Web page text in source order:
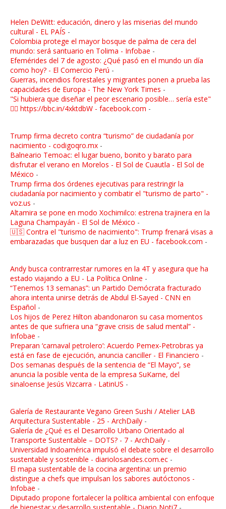
Helen DeWitt: educación, dinero y las miserias del mundo
cultural - EL PAÍS -
Colombia protege el mayor bosque de palma de cera del
mundo: será santuario en Tolima - Infobae -
Efemérides del 7 de agosto: ¿Qué pasó en el mundo un día
como hoy? - El Comercio Perú -
Guerras, incendios forestales y migrantes ponen a prueba las
capacidades de Europa - The New York Times -
"Si hubiera que diseñar el peor escenario posible… sería este"
👉🏼 https://bbc.in/4xktdbW - facebook.com -
Trump firma decreto contra “turismo” de ciudadanía por
nacimiento - codigoqro.mx -
Balneario Temoac: el lugar bueno, bonito y barato para
disfrutar el verano en Morelos - El Sol de Cuautla - El Sol de
México -
Trump firma dos órdenes ejecutivas para restringir la
ciudadanía por nacimiento y combatir el "turismo de parto" -
voz.us -
Altamira se pone en modo Xochimilco: estrena trajinera en la
Laguna Champayán - El Sol de México -
🇺🇸 Contra el "turismo de nacimiento": Trump frenará visas a
embarazadas que busquen dar a luz en EU - facebook.com -
Andy busca contrarrestar rumores en la 4T y asegura que ha
estado viajando a EU - La Política Online -
“Tenemos 13 semanas”: un Partido Demócrata fracturado
ahora intenta unirse detrás de Abdul El-Sayed - CNN en
Español -
Los hijos de Perez Hilton abandonaron su casa momentos
antes de que sufriera una “grave crisis de salud mental” -
Infobae -
Preparan ‘carnaval petrolero’: Acuerdo Pemex-Petrobras ya
está en fase de ejecución, anuncia canciller - El Financiero -
Dos semanas después de la sentencia de “El Mayo”, se
anuncia la posible venta de la empresa SuKarne, del
sinaloense Jesús Vizcarra - LatinUS -
Galería de Restaurante Vegano Green Sushi / Atelier LAB
Arquitectura Sustentable - 25 - ArchDaily -
Galería de ¿Qué es el Desarrollo Urbano Orientado al
Transporte Sustentable – DOTS? - 7 - ArchDaily -
Universidad Indoamérica impulsó el debate sobre el desarrollo
sustentable y sostenible - diariolosandes.com.ec -
El mapa sustentable de la cocina argentina: un premio
distingue a chefs que impulsan los sabores autóctonos -
Infobae -
Diputado propone fortalecer la política ambiental con enfoque